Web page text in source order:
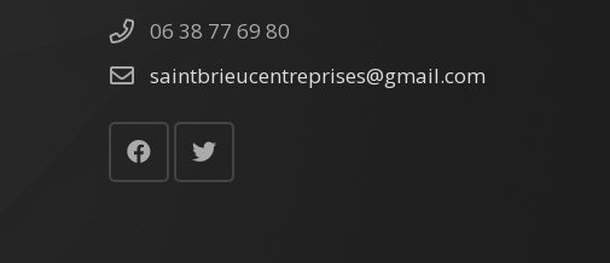
06 38 77 69 80
saintbrieucentreprises@gmail.com